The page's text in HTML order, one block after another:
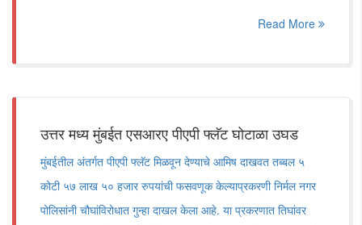
Read More
उत्तर मध्य मुंबईत एसआरए पीएपी फ्लॅट घोटाळा उघड
मुंबईतील अंतर्गत पीएपी फ्लॅट मिळवून देण्याचे आमिष दाखवत तब्बल ५
कोटी ५७ लाख ५० हजार रुपयांची फसवणूक केल्याप्रकरणी निर्मल नगर
पोलिसांनी चौघांविरोधात गुन्हा दाखल केला आहे. या प्रकरणात तिघांवर